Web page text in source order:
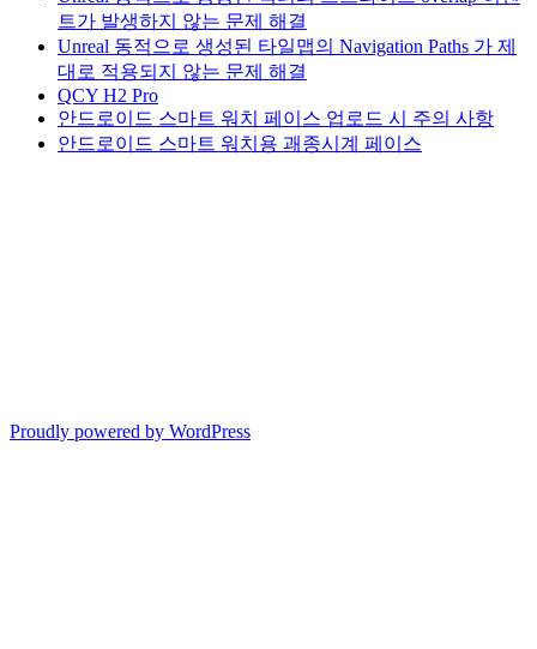
트가 발생하지 않는 문제 해결
Unreal 동적으로 생성된 타일맵의 Navigation Paths 가 제
대로 적용되지 않는 문제 해결
QCY H2 Pro
안드로이드 스마트 워치 페이스 업로드 시 주의 사항
안드로이드 스마트 워치용 괘종시계 페이스
Proudly powered by WordPress